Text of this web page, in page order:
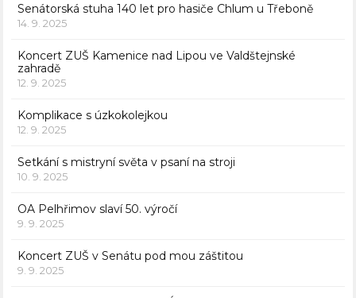
Senátorská stuha 140 let pro hasiče Chlum u Třeboně
14. 9. 2025
Koncert ZUŠ Kamenice nad Lipou ve Valdštejnské
zahradě
12. 9. 2025
Komplikace s úzkokolejkou
12. 9. 2025
Setkání s mistryní světa v psaní na stroji
10. 9. 2025
OA Pelhřimov slaví 50. výročí
9. 9. 2025
Koncert ZUŠ v Senátu pod mou záštitou
9. 9. 2025